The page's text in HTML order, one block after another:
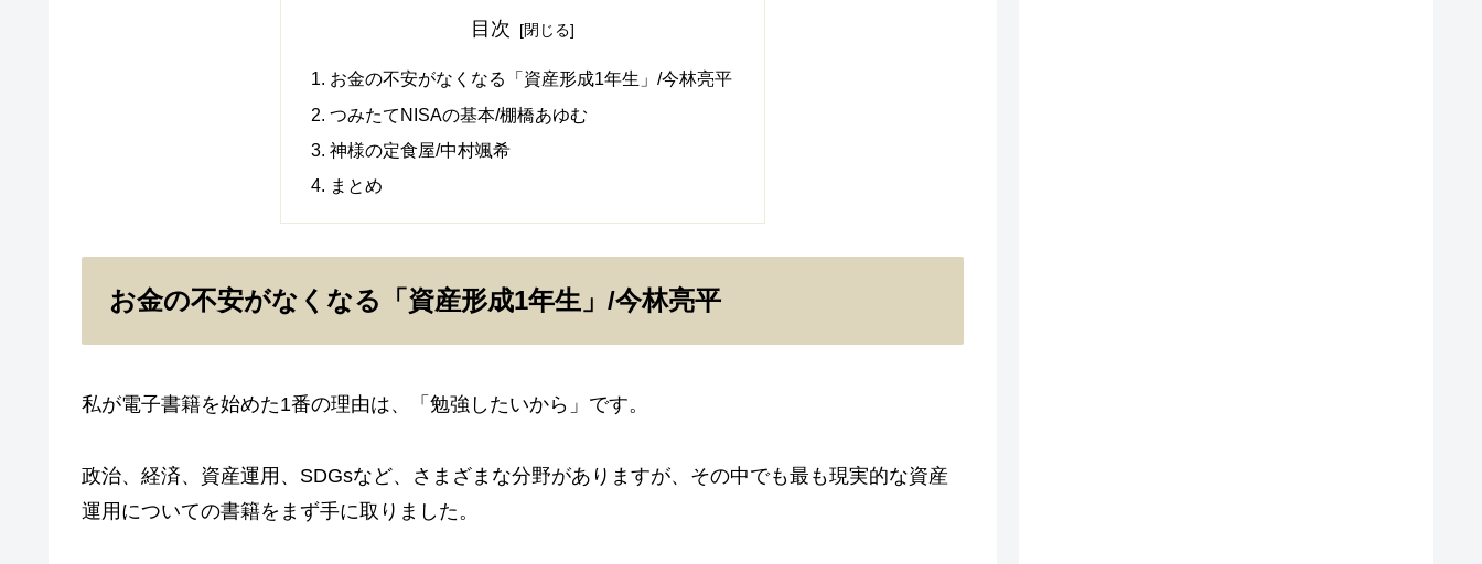
目次
お金の不安がなくなる「資産形成1年生」/今林亮平
つみたてNISAの基本/棚橋あゆむ
神様の定食屋/中村颯希
まとめ
お金の不安がなくなる「資産形成1年生」/今林亮平
私が電子書籍を始めた1番の理由は、「勉強したいから」です。
政治、経済、資産運用、SDGsなど、さまざまな分野がありますが、その中でも最も現実的な資産
運用についての書籍をまず手に取りました。